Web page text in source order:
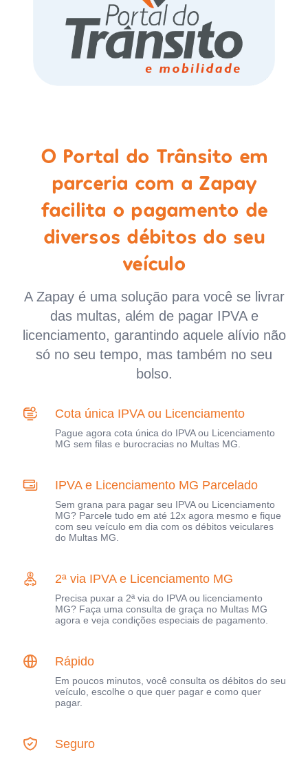
O Portal do Trânsito em
parceria com a Zapay
facilita o pagamento de
diversos débitos do seu
veículo
A Zapay é uma solução para você se livrar
das multas, além de pagar IPVA e
licenciamento, garantindo aquele alívio não
só no seu tempo, mas também no seu
bolso.
Cota única IPVA ou Licenciamento
Pague agora cota única do IPVA ou Licenciamento
MG sem filas e burocracias no Multas MG.
IPVA e Licenciamento MG Parcelado
Sem grana para pagar seu IPVA ou Licenciamento
MG? Parcele tudo em até 12x agora mesmo e fique
com seu veículo em dia com os débitos veiculares
do Multas MG.
2ª via IPVA e Licenciamento MG
Precisa puxar a 2ª via do IPVA ou licenciamento
MG? Faça uma consulta de graça no Multas MG
agora e veja condições especiais de pagamento.
Rápido
Em poucos minutos, você consulta os débitos do seu
veículo, escolhe o que quer pagar e como quer
pagar.
Seguro